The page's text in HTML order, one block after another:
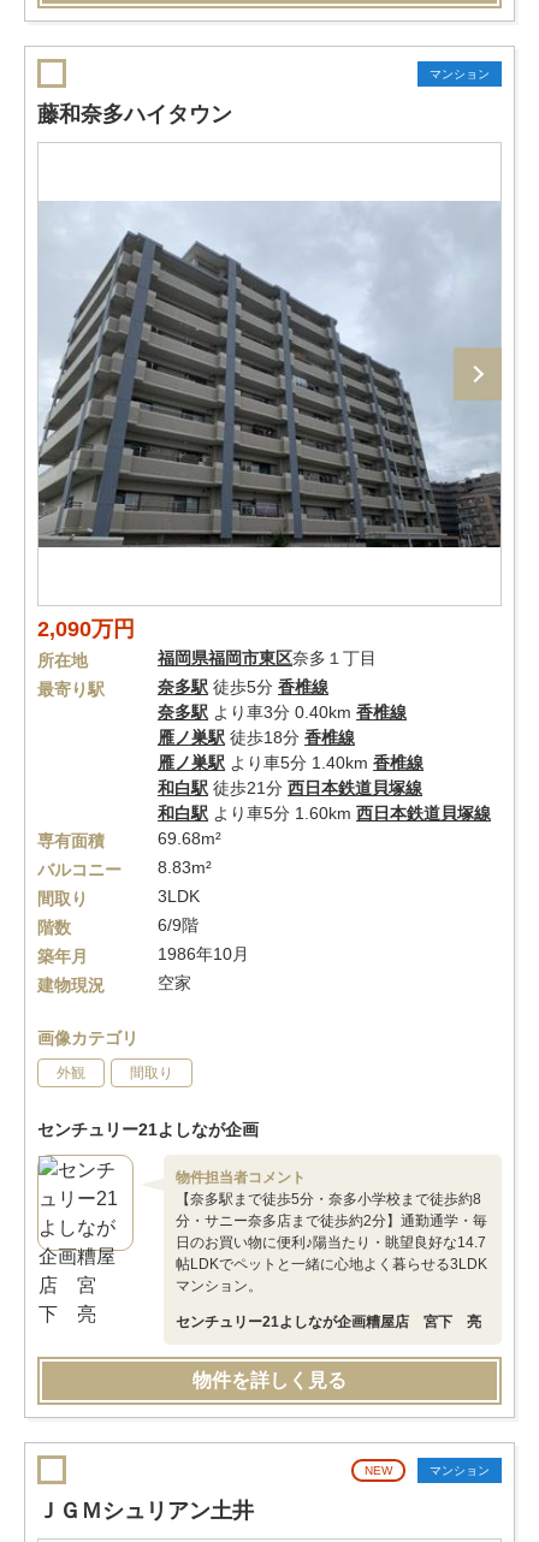
マンション
藤和奈多ハイタウン
2,090万円
所在地 福岡県福岡市東区奈多１丁目
最寄り駅
奈多駅 徒歩5分 香椎線
奈多駅 より車3分 0.40km 香椎線
雁ノ巣駅 徒歩18分 香椎線
雁ノ巣駅 より車5分 1.40km 香椎線
和白駅 徒歩21分 西日本鉄道貝塚線
和白駅 より車5分 1.60km 西日本鉄道貝塚線
専有面積
69.68m²
バルコニー
8.83m²
間取り
3LDK
階数
6/9階
築年月
1986年10月
建物現況
空家
画像カテゴリ
外観 間取り
センチュリー21よしなが企画
物件担当者コメント
【奈多駅まで徒歩5分・奈多小学校まで徒歩約8
分・サニー奈多店まで徒歩約2分】通勤通学・毎
日のお買い物に便利♪陽当たり・眺望良好な14.7
帖LDKでペットと一緒に心地よく暮らせる3LDK
マンション。
センチュリー21よしなが企画糟屋店 宮下 亮
物件を詳しく見る
NEW マンション
ＪＧＭシュリアン土井